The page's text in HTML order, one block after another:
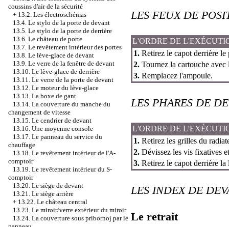
coussins d'air de la sécurité
+ 13.2. Les électroschémas
13.4. Le stylo de la porte de devant
13.5. Le stylo de la porte de derrière
13.6. Le château de porte
13.7. Le revêtement intérieur des portes
13.8. Le lève-glace de devant
13.9. Le verre de la fenêtre de devant
13.10. Le lève-glace de derrière
13.11. Le verre de la porte de devant
13.12. Le moteur du lève-glace
13.13. La boxe de gant
13.14. La couverture du manche du
changement de vitesse
13.15. Le cendrier de devant
13.16. Une moyenne console
13.17. Le panneau du service du
chauffage
13.18. Le revêtement intérieur de l'A-
comptoir
13.19. Le revêtement intérieur du S-
comptoir
13.20. Le siège de devant
13.21. Le siège arrière
+ 13.22. Le château central
13.23. Le miroir/verre extérieur du miroir
13.24. La couverture sous pribornoj par le
LES FEUX DE
L'ORDRE DE
1. Retirez le capot derrière le
2. Tournez la cartouche
3. Remplacez l'ampoule.
LES PHARES DE
L'ORDRE DE
1. Retirez les grilles du
2. Dévissez les vis fixatives
3. Retirez le capot derrière
LES INDEX DE
Le retrait